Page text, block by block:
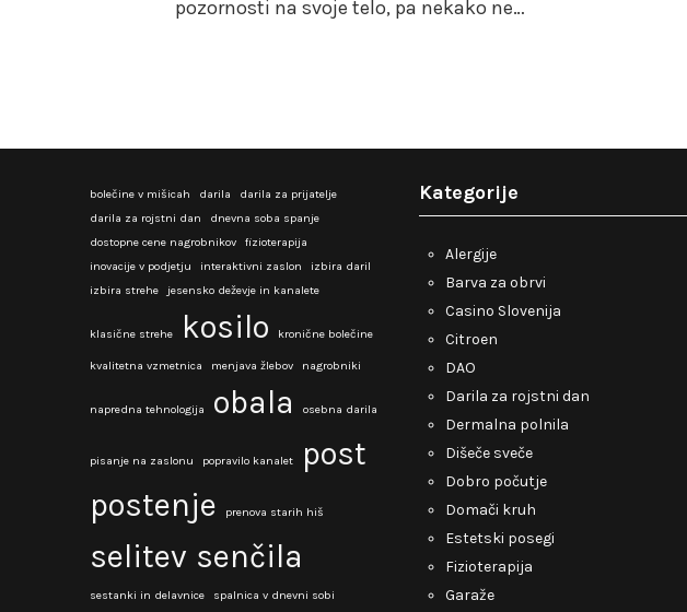
pozornosti na svoje telo, pa nekako ne…
bolečine v mišicah darila
darila za prijatelje
darila za rojstni dan
dnevna soba spanje
dostopne cene nagrobnikov
fizioterapija
inovacije v podjetju
interaktivni zaslon
izbira daril
izbira strehe
jesensko deževje in kanalete
klasične strehe kosilo kronične bolečine
kvalitetna vzmetnica menjava žlebov nagrobniki
napredna tehnologija obala osebna darila
pisanje na zaslonu popravilo kanalet
post
postenje
prenova starih hiš
selitev senčila
sestanki in delavnice spalnica v dnevni sobi
Kategorije
Alergije
Barva za obrvi
Casino Slovenija
Citroen
DAO
Darila za rojstni dan
Dermalna polnila
Dišeče sveče
Dobro počutje
Domači kruh
Estetski posegi
Fizioterapija
Garaže